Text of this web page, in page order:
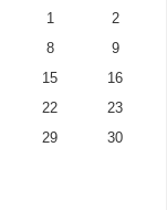
1
2
8
9
15
16
22
23
29
30